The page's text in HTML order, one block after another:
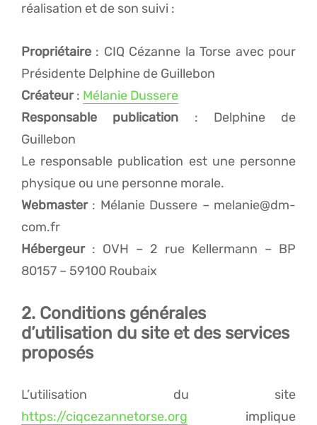
réalisation et de son suivi :
Propriétaire : CIQ Cézanne la Torse avec pour
Présidente Delphine de Guillebon
Créateur: Mélanie Dussere
Responsable publication : Delphine de
Guillebon
Le responsable publication est une personne
physique ou une personne morale.
Webmaster: Mélanie Dussere – melanie@dm-
com.fr
Hébergeur: OVH – 2 rue Kellermann – BP
80157 – 59100 Roubaix
2. Conditions générales
d’utilisation du site et des services
proposés
L’utilisation du site
https://ciqcezannetorse.org implique